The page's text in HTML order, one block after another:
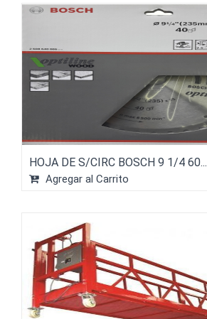
HOJA DE S/CIRC BOSCH 9 1/4 60...
Agregar al Carrito